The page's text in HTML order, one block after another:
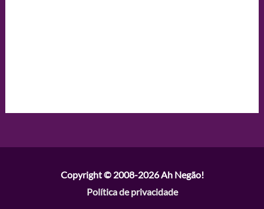
Copyright © 2008-2026Ah Negão!
Política de privacidade